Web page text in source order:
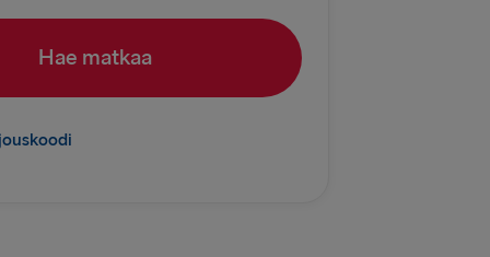
Rostock
→ Kiel
Hae matkaa